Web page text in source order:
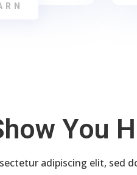
You
adipiscing elit, sed